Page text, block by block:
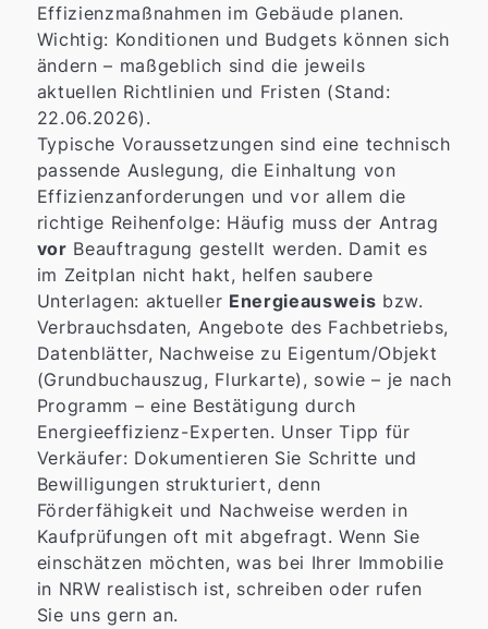
Effizienzmaßnahmen im Gebäude planen.
Wichtig: Konditionen und Budgets können sich
ändern – maßgeblich sind die jeweils
aktuellen Richtlinien und Fristen (Stand:
22.06.2026).
Typische Voraussetzungen sind eine technisch
passende Auslegung, die Einhaltung von
Effizienzanforderungen und vor allem die
richtige Reihenfolge: Häufig muss der Antrag
vor Beauftragung gestellt werden. Damit es
im Zeitplan nicht hakt, helfen saubere
Unterlagen: aktueller Energieausweis bzw.
Verbrauchsdaten, Angebote des Fachbetriebs,
Datenblätter, Nachweise zu Eigentum/Objekt
(Grundbuchauszug, Flurkarte), sowie – je nach
Programm – eine Bestätigung durch
Energieeffizienz-Experten. Unser Tipp für
Verkäufer: Dokumentieren Sie Schritte und
Bewilligungen strukturiert, denn
Förderfähigkeit und Nachweise werden in
Kaufprüfungen oft mit abgefragt. Wenn Sie
einschätzen möchten, was bei Ihrer Immobilie
in NRW realistisch ist, schreiben oder rufen
Sie uns gern an.